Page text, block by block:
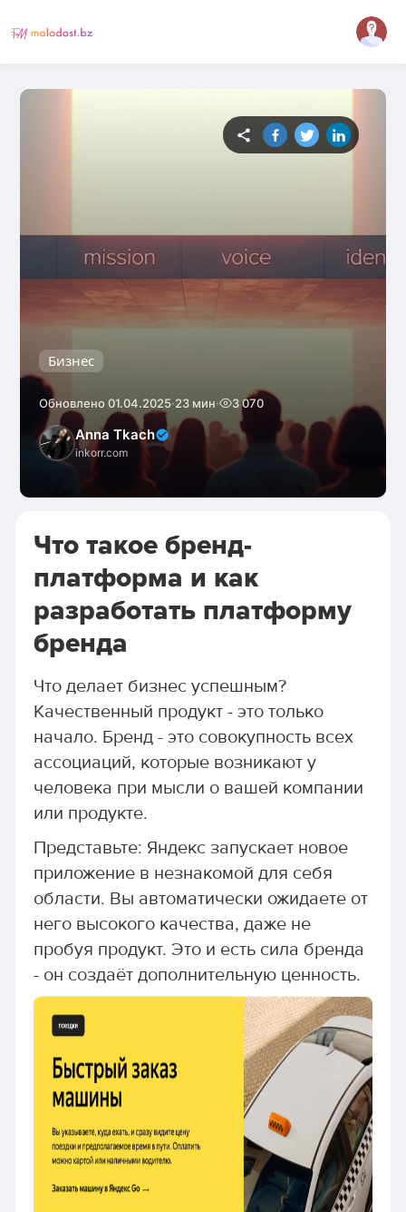
Бизнес
Обновлено 01.04.2025·23 мин· 3 070
Anna Tkach
inkorr.com
Что такое бренд-
платформа и как
разработать платформу
бренда
Что делает бизнес успешным?
Качественный продукт - это только
начало. Бренд - это совокупность всех
ассоциаций, которые возникают у
человека при мысли о вашей компании
или продукте.
Представьте: Яндекс запускает новое
приложение в незнакомой для себя
области. Вы автоматически ожидаете от
него высокого качества, даже не
пробуя продукт. Это и есть сила бренда
- он создаёт дополнительную ценность.